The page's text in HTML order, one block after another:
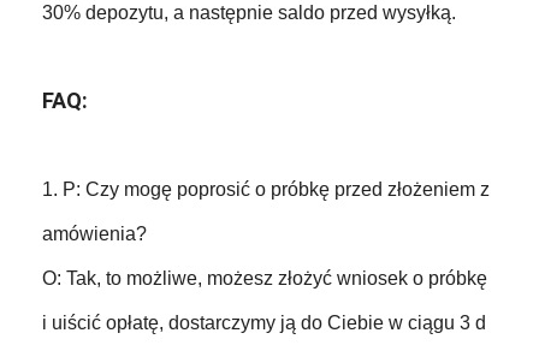
30% depozytu, a następnie saldo przed wysyłką.
FAQ:
1. P: Czy mogę poprosić o próbkę przed złożeniem z
amówienia?
O: Tak, to możliwe, możesz złożyć wniosek o próbkę
i uiścić opłatę, dostarczymy ją do Ciebie w ciągu 3 d